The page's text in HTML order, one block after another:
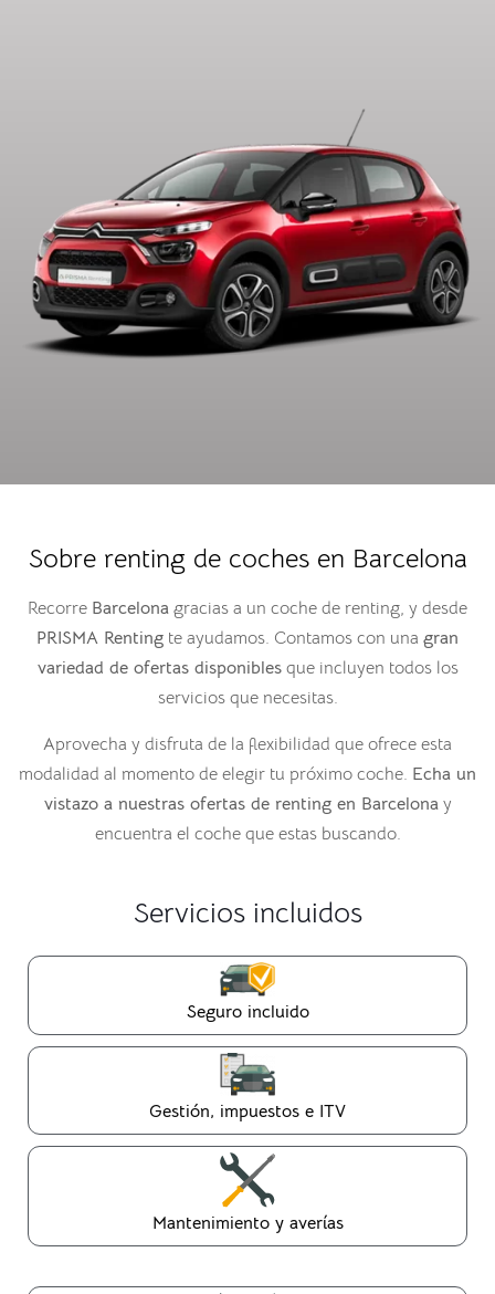
Sobre renting de coches en Barcelona
Recorre Barcelona gracias a un coche de renting, y desde
PRISMA Renting te ayudamos. Contamos con una gran
variedad de ofertas disponiblesque incluyen todos los
servicios que necesitas.
Aprovecha y disfruta de la flexibilidad que ofrece esta
modalidad al momento de elegir tu próximo coche. Echa un
vistazo a nuestras ofertas de renting en Barcelonay
encuentra el coche que estas buscando.
Servicios incluidos
Seguro incluido
Gestión, impuestos e ITV
Mantenimiento y averías